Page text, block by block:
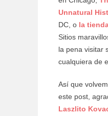
Unnatural
DC, o la
Sitios
la pena visitar
cualquiera de
Así que
este post,
Laszlito